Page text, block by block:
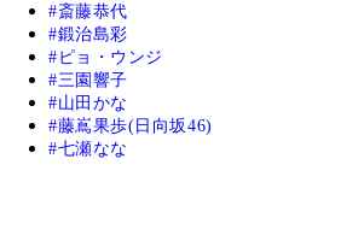
斎藤恭代
鍛治島彩
ピョ・ウンジ
三園響子
山田かな
藤嶌果歩(日向坂46)
七瀬なな